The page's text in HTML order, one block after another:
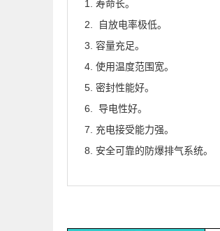
寿命长。
自放电率极低。
容量充足。
使用温度范围宽。
密封性能好。
导电性好。
充电接受能力强。
安全可靠的防爆排气系统。